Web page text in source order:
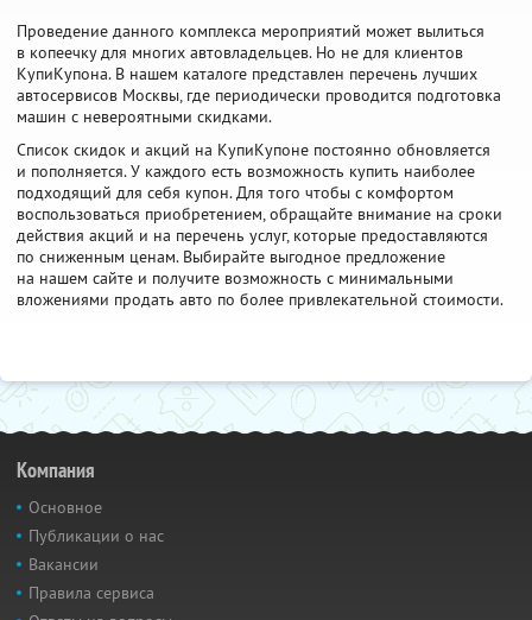
Проведение данного комплекса мероприятий может вылиться
в копеечку для многих автовладельцев. Но не для клиентов
КупиКупона. В нашем каталоге представлен перечень лучших
автосервисов Москвы, где периодически проводится подготовка
машин с невероятными скидками.
Список скидок и акций на КупиКупоне постоянно обновляется
и пополняется. У каждого есть возможность купить наиболее
подходящий для себя купон. Для того чтобы с комфортом
воспользоваться приобретением, обращайте внимание на сроки
действия акций и на перечень услуг, которые предоставляются
по сниженным ценам. Выбирайте выгодное предложение
на нашем сайте и получите возможность с минимальными
вложениями продать авто по более привлекательной стоимости.
Компания
Основное
Публикации о нас
Вакансии
Правила сервиса